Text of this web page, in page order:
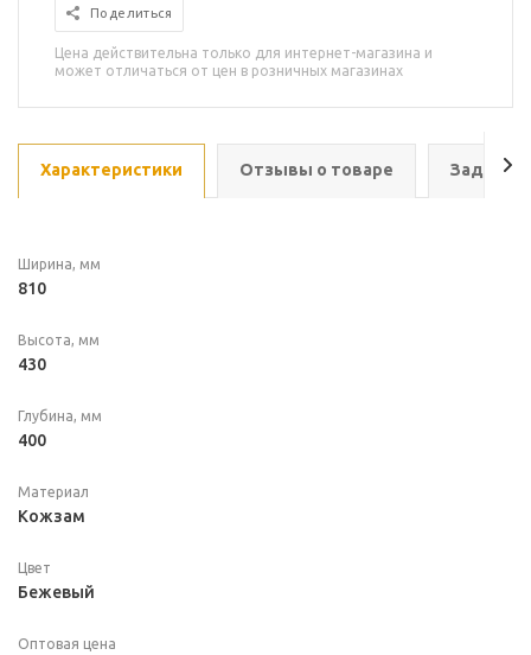
Поделиться
Цена действительна только для интернет-магазина и
может отличаться от цен в розничных магазинах
Характеристики Отзывы о товаре Задать
Ширина, мм
810
Высота, мм
430
Глубина, мм
400
Материал
Кожзам
Цвет
Бежевый
Оптовая цена